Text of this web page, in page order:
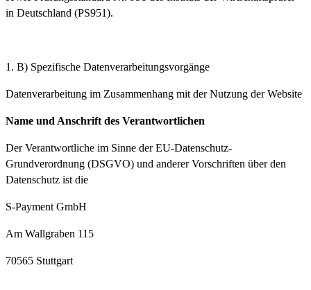
in Deutschland (PS951).
B) Spezifische Datenverarbeitungsvorgänge
Datenverarbeitung im Zusammenhang mit der Nutzung der Website
Name und Anschrift des Verantwortlichen
Der Verantwortliche im Sinne der EU-Datenschutz-
Grundverordnung (DSGVO) und anderer Vorschriften über den
Datenschutz ist die
S-Payment GmbH
Am Wallgraben 115
70565 Stuttgart